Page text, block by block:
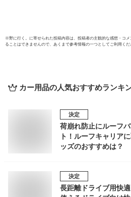
※野に行く。 に寄せられた投稿内容は、投稿者の主観的な感想・コ
ることはできませんので、あくまで参考情報の一つとしてご利用くだ
カー用品の人気おすすめランキ
決定
荷崩れ防止にルーフ
ト！ルーフキャリア
ッズのおすすめは？
決定
長距離ドライブ用快